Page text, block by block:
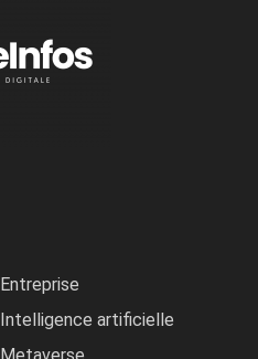
Nigeria,
Entreprise
Intelligence artificielle
Metaverse